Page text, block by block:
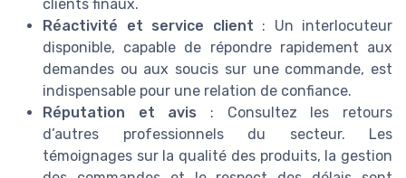
clients finaux.
Réactivité et service client : Un interlocuteur
disponible, capable de répondre rapidement aux
demandes ou aux soucis sur une commande, est
indispensable pour une relation de confiance.
Réputation et avis : Consultez les retours
d’autres professionnels du secteur. Les
témoignages sur la qualité des produits, la gestion